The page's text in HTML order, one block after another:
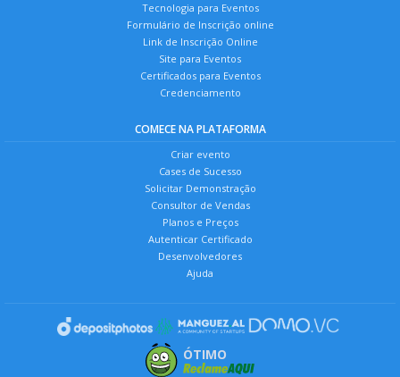
Tecnologia para Eventos
Formulário de Inscrição online
Link de Inscrição Online
Site para Eventos
Certificados para Eventos
Credenciamento
COMECE NA PLATAFORMA
Criar evento
Cases de Sucesso
Solicitar Demonstração
Consultor de Vendas
Planos e Preços
Autenticar Certificado
Desenvolvedores
Ajuda
ÓTIMO